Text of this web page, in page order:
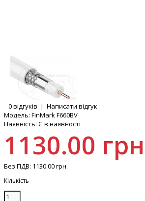
0 відгуків | Написати відгук
Модель: FinMark F660BV
Наявність: Є в наявності
1130.00
Без ПДВ: 1130.00 грн.
Кількість